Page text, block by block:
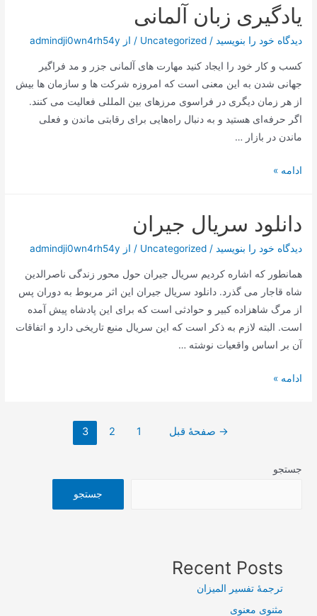
طلا
یادگیری زبان آلمانی
دیدگاه‌ خود را بنویسید /
Uncategorized / از admindji0wn4rh54y
کسب و کار خود را ایجاد کنید مهارت های آلمانی جزر و مد فراگیر
جهانی شدن به این معنی است که امروزه شرکت ها و سازمان ها بیش
از هر زمان دیگری در فراسوی مرزهای بین المللی فعالیت می کنند.
اگر حرفه‌ای هستید و به دنبال راه‌هایی برای رقابتی ماندن و فعلی
ماندن در بازار …
یادگیری
ادامه »
دانلود سریال جیران
دیدگاه‌ خود را بنویسید /
Uncategorized / از admindji0wn4rh54y
همانطور که اشاره کردیم سریال جیران حول محور زندگی ناصرالدین
شاه قاجار می گذرد. دانلود سریال جیران این اثر مربوط به دوران پس
از مرگ شاهزاده کبیر و حوادثی است که برای این پادشاه پیش آمده
است. البته لازم به ذکر است که این سریال منبع تاریخی دارد و اتفاقات
آن بر اساس واقعیات نوشته …
دانلود
ادامه »
→ صفحهٔ قبل 1
2
3
جستجو
جستجو
Recent Posts
ترجمۀ تفسیر المیزان
مثنوی معنوی